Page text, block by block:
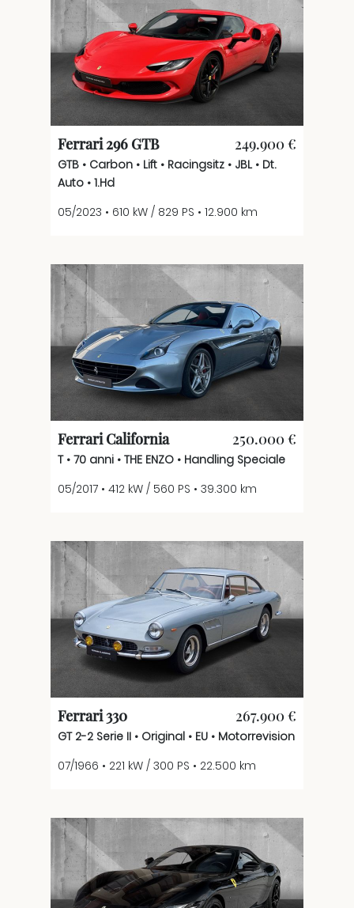
Ferrari 296 GTB 249.900 €
GTB • Carbon • Lift • Racingsitz • JBL • Dt.
Auto • 1.Hd
05/2023 • 610 kW / 829 PS • 12.900 km
Ferrari California 250.000 €
T • 70 anni • THE ENZO • Handling Speciale
05/2017 • 412 kW / 560 PS • 39.300 km
Ferrari 330 267.900 €
GT 2-2 Serie II • Original • EU • Motorrevision
07/1966 • 221 kW / 300 PS • 22.500 km